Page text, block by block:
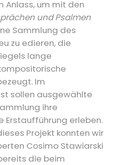
Anlass, um mit den
und Psalmen
Sammlung des
zu edieren, die
lange
Im
sollen ausgewählte
ihre
Erstaufführung erleben.
Projekt konnten wir
Cosimo Stawiarski
die beim